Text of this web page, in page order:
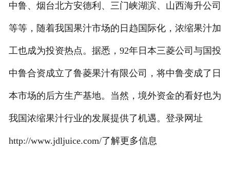
中鲁、烟台北方安德利、三门峡湖滨、山西海升公司
等等，随着我国果汁市场的日趋国际化，浓缩果汁加
工也成为投资热点。据悉，92年日本三菱公司与国投
中鲁合资成立了鲁菱果汁有限公司，将中鲁变成了日
本市场的后方生产基地。当然，境外资金的看好也为
我国浓缩果汁行业的发展提供了机遇。登录网址
http://www.jdljuice.com/了解更多信息